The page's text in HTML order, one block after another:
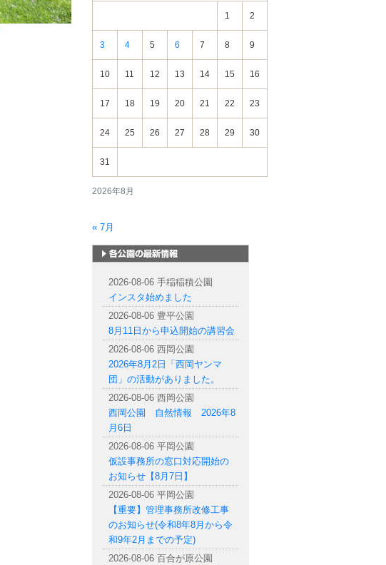
2026年8月
1 2
3 4 5 6 7 8 9
10 11 12 13 14 15 16
17 18 19 20 21 22 23
24 25 26 27 28 29 30
31
« 7月
2026-08-06 手稲稲積公園
インスタ始めました
2026-08-06 豊平公園
8月11日から申込開始の講習会
2026-08-06 西岡公園
2026年8月2日「西岡ヤンマ
団」の活動がありました。
2026-08-06 西岡公園
西岡公園 自然情報 2026年8
月6日
2026-08-06 平岡公園
仮設事務所の窓口対応開始の
お知らせ【8月7日】
2026-08-06 平岡公園
【重要】管理事務所改修工事
のお知らせ(令和8年8月から令
和9年2月までの予定)
2026-08-06 百合が原公園